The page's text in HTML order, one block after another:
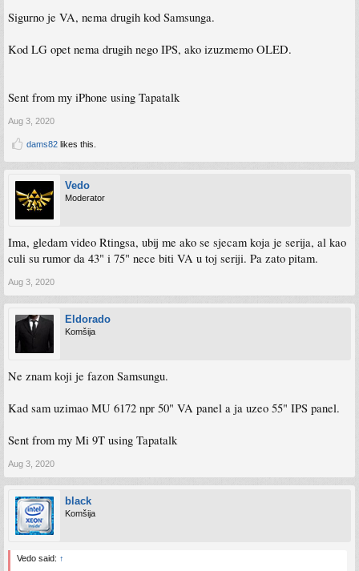
Sigurno je VA, nema drugih kod Samsunga.
Kod LG opet nema drugih nego IPS, ako izuzmemo OLED.
Sent from my iPhone using Tapatalk
Aug 3, 2020
dams82 likes this.
Vedo
Moderator
Ima, gledam video Rtingsa, ubij me ako se sjecam koja je serija, al kao
culi su rumor da 43" i 75" nece biti VA u toj seriji. Pa zato pitam.
Aug 3, 2020
Eldorado
Komšija
Ne znam koji je fazon Samsungu.
Kad sam uzimao MU 6172 npr 50" VA panel a ja uzeo 55" IPS panel.
Sent from my Mi 9T using Tapatalk
Aug 3, 2020
black
Komšija
Vedo said: ↑